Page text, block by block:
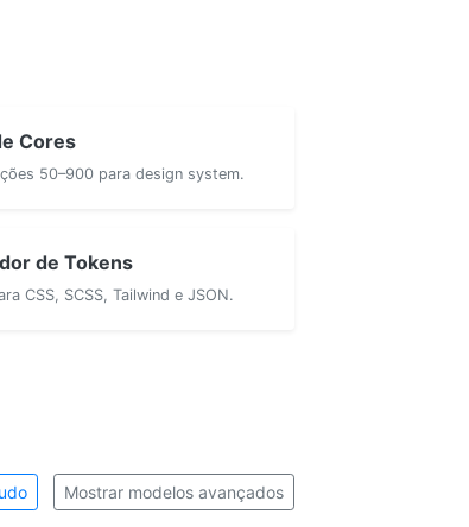
Cores
50–900 para design system.
de Tokens
CSS, SCSS, Tailwind e JSON.
Mostrar modelos avançados